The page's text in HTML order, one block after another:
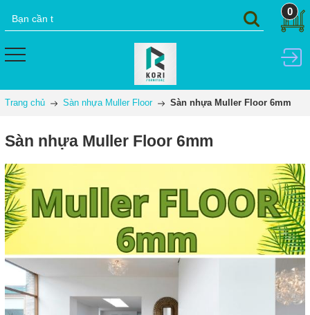
0
Trang chủ Sàn nhựa Muller Floor Sàn nhựa Muller Floor 6mm
Sàn nhựa Muller Floor 6mm